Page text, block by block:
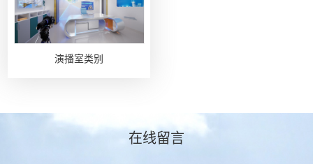
演播室类别
在线留言